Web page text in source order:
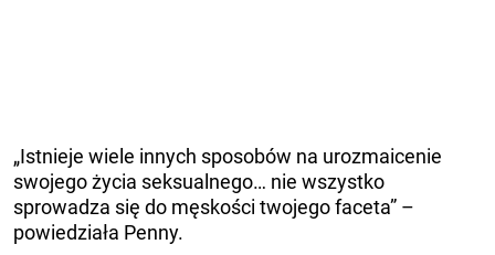
„Istnieje wiele innych sposobów na urozmaicenie
swojego życia seksualnego… nie wszystko
sprowadza się do męskości twojego faceta” –
powiedziała Penny.